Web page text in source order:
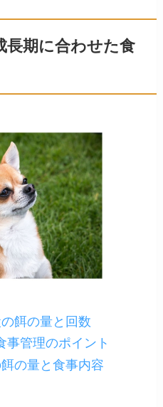
長期に合わせた食
餌の量と回数
事管理のポイント
の量と食事内容